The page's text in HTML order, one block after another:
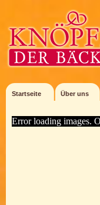
Startseite Über uns
Error loading images.